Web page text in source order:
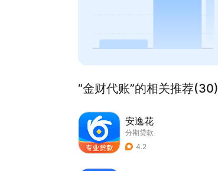
“金财代账”的相关推荐(30)
安逸花
分期贷款
4.2